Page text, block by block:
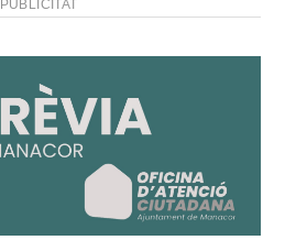
PUBLICITAT